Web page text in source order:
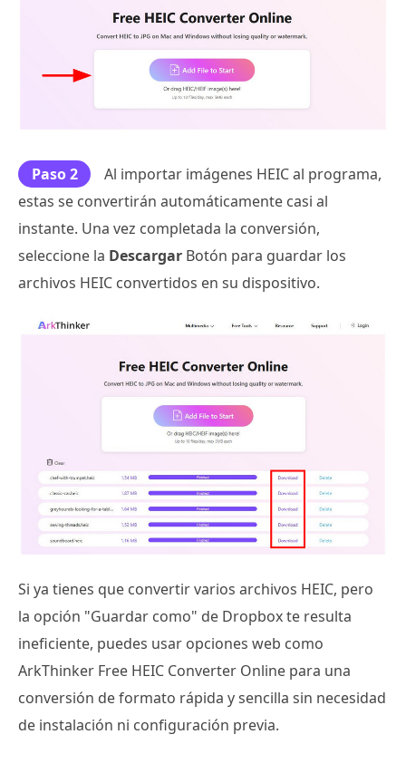
Paso 2
Al importar imágenes HEIC al programa,
estas se convertirán automáticamente casi al
instante. Una vez completada la conversión,
seleccione la Descargar Botón para guardar los
archivos HEIC convertidos en su dispositivo.
Si ya tienes que convertir varios archivos HEIC, pero
la opción "Guardar como" de Dropbox te resulta
ineficiente, puedes usar opciones web como
ArkThinker Free HEIC Converter Online para una
conversión de formato rápida y sencilla sin necesidad
de instalación ni configuración previa.